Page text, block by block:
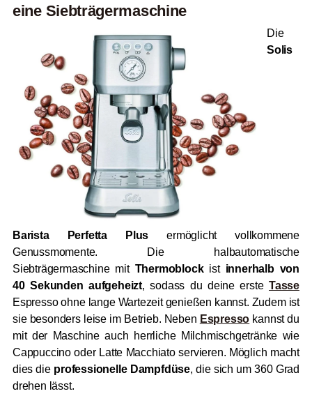
eine Siebträgermaschine
Die
Solis
Barista Perfetta Plus ermöglicht vollkommene
Genussmomente. Die halbautomatische
Siebträgermaschine mit Thermoblockist innerhalb von
40 Sekunden aufgeheizt, sodass du deine erste Tasse
Espresso ohne lange Wartezeit genießen kannst. Zudem ist
sie besonders leise im Betrieb. Neben Espresso kannst du
mit der Maschine auch herrliche Milchmischgetränke wie
Cappuccino oder Latte Macchiato servieren. Möglich macht
dies die professionelle Dampfdüse, die sich um 360 Grad
drehen lässt.